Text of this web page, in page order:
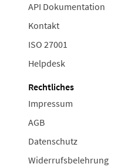
API Dokumentation
Kontakt
ISO 27001
Helpdesk
Rechtliches
Impressum
AGB
Datenschutz
Widerrufsbelehrung